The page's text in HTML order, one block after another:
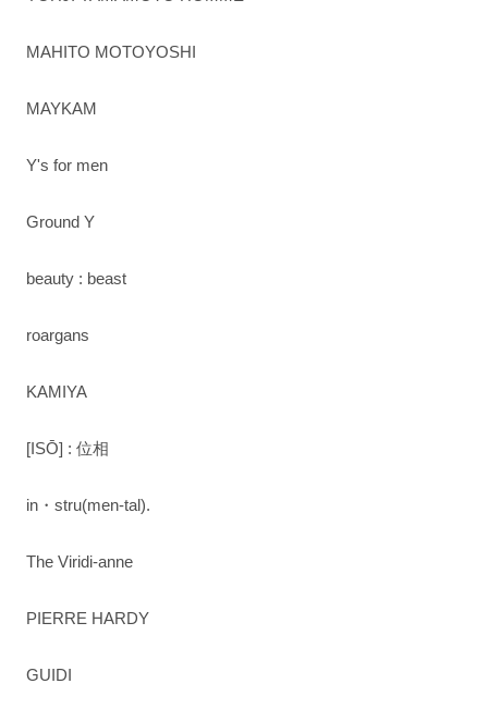
MAHITO MOTOYOSHI
MAYKAM
Y's for men
Ground Y
beauty : beast
roargans
KAMIYA
[ISŌ] : 位相
in・stru(men-tal).
The Viridi-anne
PIERRE HARDY
GUIDI